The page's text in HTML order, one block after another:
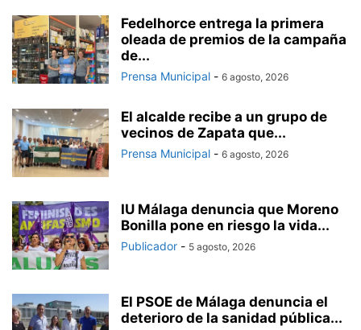
Fedelhorce entrega la primera
oleada de premios de la campaña
de...
Prensa Municipal - 6 agosto, 2026
El alcalde recibe a un grupo de
vecinos de Zapata que...
Prensa Municipal - 6 agosto, 2026
IU Málaga denuncia que Moreno
Bonilla pone en riesgo la vida...
Publicador - 5 agosto, 2026
El PSOE de Málaga denuncia el
deterioro de la sanidad pública...